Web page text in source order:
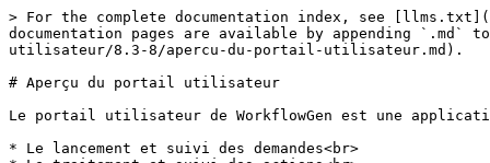
> For the complete documentation index, see [llms.txt](https://docs.advantys.com/workflowgen-guide-du-portail-utilisateur/llms.txt). Markdown versions of documentation pages are available by appending `.md` to page URLs; this page is available as [Markdown](https://docs.advantys.com/workflowgen-guide-du-portail-utilisateur/8.3-8/apercu-du-portail-utilisateur.md).

# Aperçu du portail utilisateur

Le portail utilisateur de WorkflowGen est une application Web dont les objectifs principaux sont :

* Le lancement et suivi des demandes<br>
* Le traitement et suivi des actions<br>
* L’affectation des actions<br>
* Les recherches sur les actions et les demandes<br>
* L’enregistrement des recherches en tant que vues personnalisées<br>
* La délégation des actions<br>
* La visualisation des statistiques<br>
* L’accès au module d’administration (si permis)

## Accès au portail utilisateur <a href="#acces" id="acces"></a>

L’accès au portail utilisateur se fait via l’URL suivante : `http://[votresite]/wfgen/default.aspx`

{% hint style="info" %}
`default.aspx` est facultatif s’il est configuré comme document par défaut du site Web par l’administrateur de WorkflowGen.
{% endhint %}

## Authentification

Vous devez possiblement saisir un nom d’utilisateur et un mot de passe en fonction de la méthode d’authentification choisie par l’administrateur de WorkflowGen. Pour les utilisateurs Windows, cette information est souvent la même que celle utilisée pour le login dans Windows.

### Nombre maximum de tentatives de connexion infructueuses et réinitialisation du mot de passe

{% hint style="info" %}
Cette section est applicable seulement si votre administrateur WorkflowGen a configuré le mode d’authentification sur WorkflowGen Applicative.
{% endhint %}

Votre administrateur WorkflowGen peut définir un nombre maximum de tentatives de connexion infructueuses en raison d’un mot de passe incorrect, après quoi le compte d’utilisateur sera verrouillé. Si cela se produit, vous serez redirigé vers une page de réinitialisation du mot de passe qui vous demandera d’entrer une adresse email à laquelle un email vous sera envoyé avec un lien pour réinitialiser votre mot de passe.

Vous pouvez aussi changer votre mot de passe en tout temps en cliquant l’icône d’engrenage en haut à droite de l’écran portail utilisateur pour ouvrir le panneau **Paramètres de l’utilisateur** où vous pourrez changer votre mot de passe.

Si vous avez oublié votre mot de passe, vous pouvez accéder à la page de réinitialisation du mot de passe depuis l’URL `http://[votresite]/wfgen/forgotpassword.aspx`.

## Sélection de la langue <a href="#langue" id="langue"></a>

Pour sélectionner une langue et, si désiré, une culture de la langue, cliquez sur l’icône d’engrenage en haut à droite de l’écran du portail utilisateur pour ouvrir le panneau **Paramètres de l’utilisateur**. Si la liste n’est pas affichée, l’application a été configurée pour utiliser une seule langue spécifique. La culture de la langue (indiquée par pays) affichée à côté de la langue définit les paramètres régionaux utilisés dans WorkflowGen, en particulier lors de l’affichage des dates et des valeurs numériques.

{% hint style="info" %}
Si votre administrateur WorkflowGen a configuré une langue pour tous les utilisateurs, la liste de sélection de langue sera cachée.
{% endhint %}

#### 📌 Exemples

* **English (United Kingdom)**